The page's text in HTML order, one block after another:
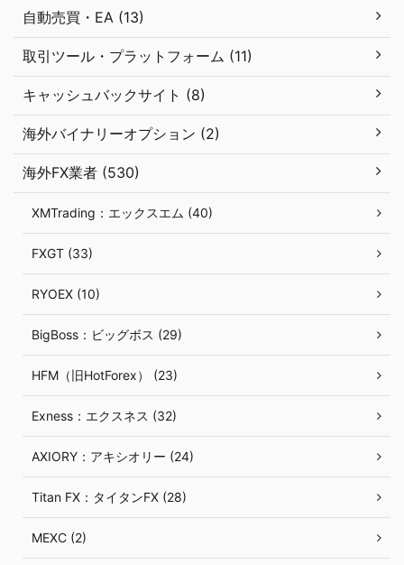
自動売買・EA (13)
取引ツール・プラットフォーム (11)
キャッシュバックサイト (8)
海外バイナリーオプション (2)
海外FX業者 (530)
XMTrading：エックスエム (40)
FXGT (33)
RYOEX (10)
BigBoss：ビッグボス (29)
HFM（旧HotForex） (23)
Exness：エクスネス (32)
AXIORY：アキシオリー (24)
Titan FX：タイタンFX (28)
MEXC (2)